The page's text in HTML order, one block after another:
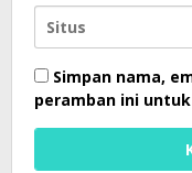
Simpan nama,
peramban ini